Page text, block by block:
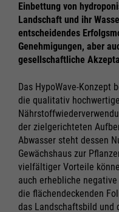
Einbettung von
Landschaft und ihr
entscheidendes
Genehmigungen, aber
gesellschaftliche
Das HypoWave-Konzept
die qualitativ
der zielgerichteten
Abwasser steht dessen
Gewächshaus zur
vielfältiger Vorteile
auch erhebliche
die flächendeckenden
das Landschaftsbild und